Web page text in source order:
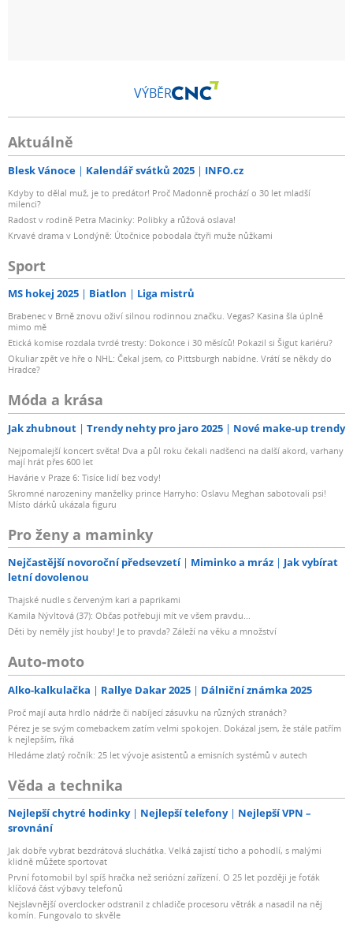
VÝBĚR
Aktuálně
Blesk Vánoce Kalendář svátků 2025 INFO.cz
Kdyby to dělal muž, je to predátor! Proč Madonně prochází o 30 let mladší
milenci?
Radost v rodině Petra Macinky: Polibky a růžová oslava!
Krvavé drama v Londýně: Útočnice pobodala čtyři muže nůžkami
Sport
MS hokej 2025 Biatlon Liga mistrů
Brabenec v Brně znovu oživí silnou rodinnou značku. Vegas? Kasina šla úplně
mimo mě
Etická komise rozdala tvrdé tresty: Dokonce i 30 měsíců! Pokazil si Šigut kariéru?
Okuliar zpět ve hře o NHL: Čekal jsem, co Pittsburgh nabídne. Vrátí se někdy do
Hradce?
Móda a krása
Jak zhubnout Trendy nehty pro jaro 2025 Nové make-up trendy
Nejpomalejší koncert světa! Dva a půl roku čekali nadšenci na další akord, varhany
mají hrát přes 600 let
Havárie v Praze 6: Tisíce lidí bez vody!
Skromné narozeniny manželky prince Harryho: Oslavu Meghan sabotovali psi!
Místo dárků ukázala figuru
Pro ženy a maminky
Nejčastější novoroční předsevzetí Miminko a mráz
Jak vybírat
letní dovolenou
Thajské nudle s červeným kari a paprikami
Kamila Nývltová (37): Občas potřebuji mít ve všem pravdu...
Děti by neměly jíst houby! Je to pravda? Záleží na věku a množství
Auto-moto
Alko-kalkulačka Rallye Dakar 2025 Dálniční známka 2025
Proč mají auta hrdlo nádrže či nabíjecí zásuvku na různých stranách?
Pérez je se svým comebackem zatím velmi spokojen. Dokázal jsem, že stále patřím
k nejlepším, říká
Hledáme zlatý ročník: 25 let vývoje asistentů a emisních systémů v autech
Věda a technika
Nejlepší chytré hodinky Nejlepší telefony
Nejlepší VPN –
srovnání
Jak dobře vybrat bezdrátová sluchátka. Velká zajistí ticho a pohodlí, s malými
klidně můžete sportovat
První fotomobil byl spíš hračka než seriózní zařízení. O 25 let později je foťák
klíčová část výbavy telefonů
Nejslavnější overclocker odstranil z chladiče procesoru větrák a nasadil na něj
komín. Fungovalo to skvěle